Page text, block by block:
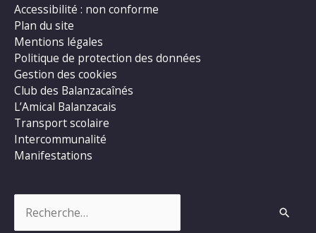
Accessibilité : non conforme
Plan du site
Mentions légales
Politique de protection des données
Gestion des cookies
Club des Balanzacaînés
L’Amical Balanzacais
Transport scolaire
Intercommunalité
Manifestations